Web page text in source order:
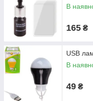
В
165 ₴
USB
В
49 ₴